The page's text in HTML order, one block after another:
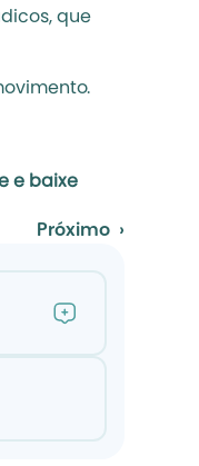
que
e baixe
Próximo  ›